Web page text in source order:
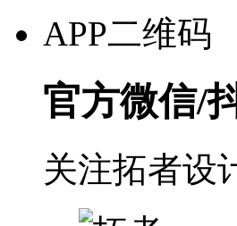
APP二维码
官方微信/
关注拓者设